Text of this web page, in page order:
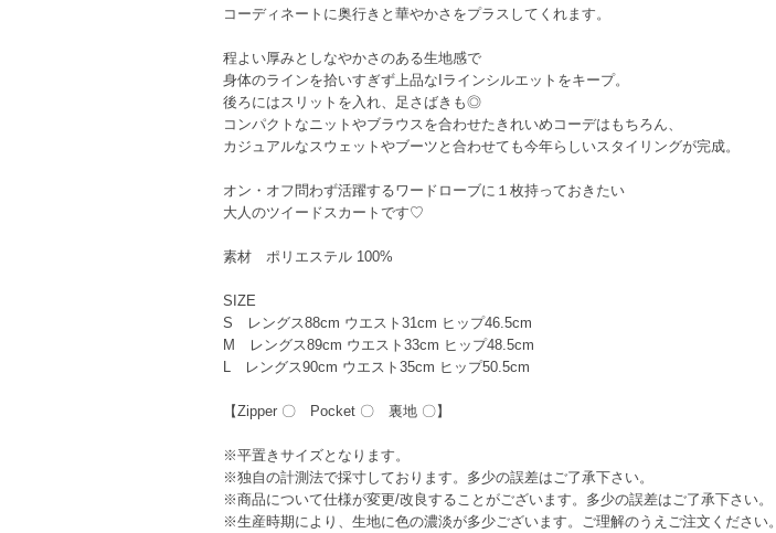
コーディネートに奥行きと華やかさをプラスしてくれます。
程よい厚みとしなやかさのある生地感で
身体のラインを拾いすぎず上品なIラインシルエットをキープ。
後ろにはスリットを入れ、足さばきも◎
コンパクトなニットやブラウスを合わせたきれいめコーデはもちろん、
カジュアルなスウェットやブーツと合わせても今年らしいスタイリングが完成。
オン・オフ問わず活躍するワードローブに１枚持っておきたい
大人のツイードスカートです♡
素材 ポリエステル 100%
SIZE
S レングス88cm ウエスト31cm ヒップ46.5cm
M レングス89cm ウエスト33cm ヒップ48.5cm
L レングス90cm ウエスト35cm ヒップ50.5cm
【Zipper 〇 Pocket 〇 裏地 〇】
※平置きサイズとなります。
※独自の計測法で採寸しております。多少の誤差はご了承下さい。
※商品について仕様が変更/改良することがございます。多少の誤差はご了承下さい。
※生産時期により、生地に色の濃淡が多少ございます。ご理解のうえご注文ください。